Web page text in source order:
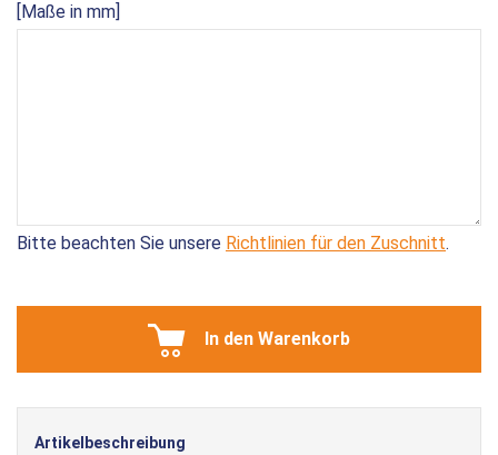
[Maße in mm]
Bitte beachten Sie unsere Richtlinien für den Zuschnitt.
In den Warenkorb
Artikelbeschreibung